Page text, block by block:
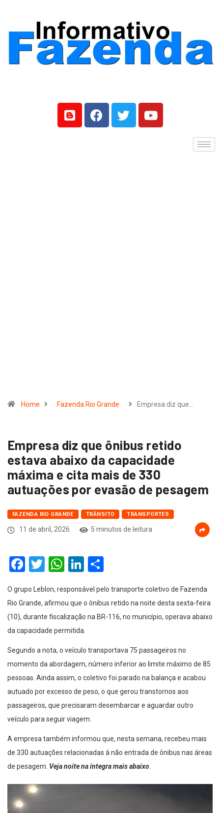
Home Fazenda Rio Grande Empresa diz que…
Empresa diz que ônibus retido
estava abaixo da capacidade
máxima e cita mais de 330
autuações por evasão de pesagem
FAZENDA RIO GRANDE TRÂNSITO TRANSPORTES
11 de abril, 2026 5 minutos de leitura
Facebook
Twitter
WhatsApp
LinkedIn
O grupo Leblon, responsável pelo transporte coletivo de Fazenda
Rio Grande, afirmou que o ônibus retido na noite desta sexta-feira
(10), durante fiscalização na BR-116, no município, operava abaixo
da capacidade permitida.
Segundo a nota, o veículo transportava 75 passageiros no
momento da abordagem, número inferior ao limite máximo de 85
pessoas. Ainda assim, o coletivo foi parado na balança e acabou
autuado por excesso de peso, o que gerou transtornos aos
passageiros, que precisaram desembarcar e aguardar outro
veículo para seguir viagem.
A empresa também informou que, nesta semana, recebeu mais
de 330 autuações relacionadas à não entrada de ônibus nas áreas
de pesagem. Veja noite na íntegra mais abaixo